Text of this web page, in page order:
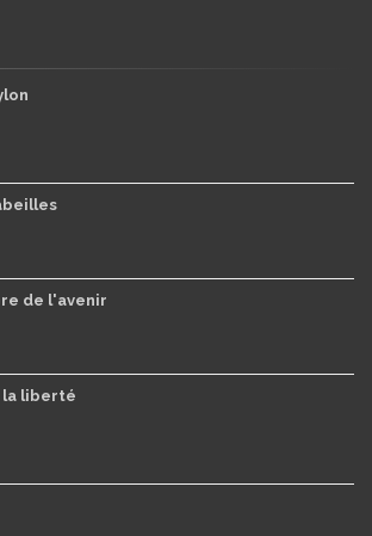
de l'avenir
liberté